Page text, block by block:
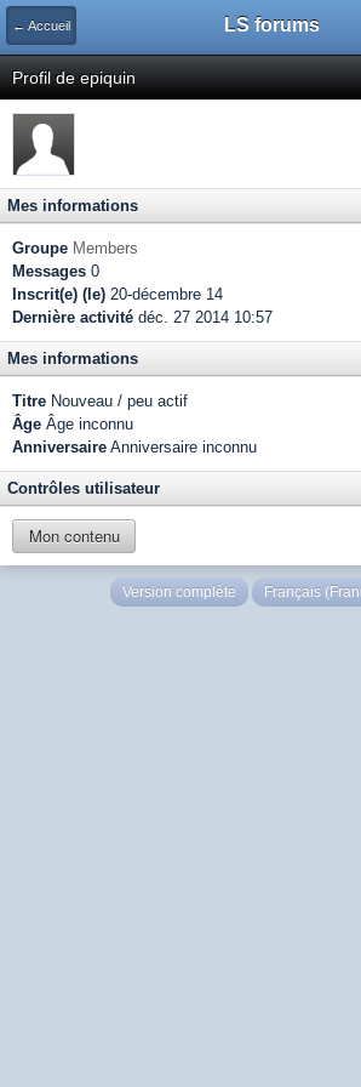
← Accueil LS forums
Profil de epiquin
Mes informations
Groupe Members
Messages 0
Inscrit(e) (le) 20-décembre 14
Dernière activité déc. 27 2014 10:57
Mes informations
Titre Nouveau / peu actif
Âge Âge inconnu
Anniversaire Anniversaire inconnu
Contrôles utilisateur
Mon contenu
Version complète Français